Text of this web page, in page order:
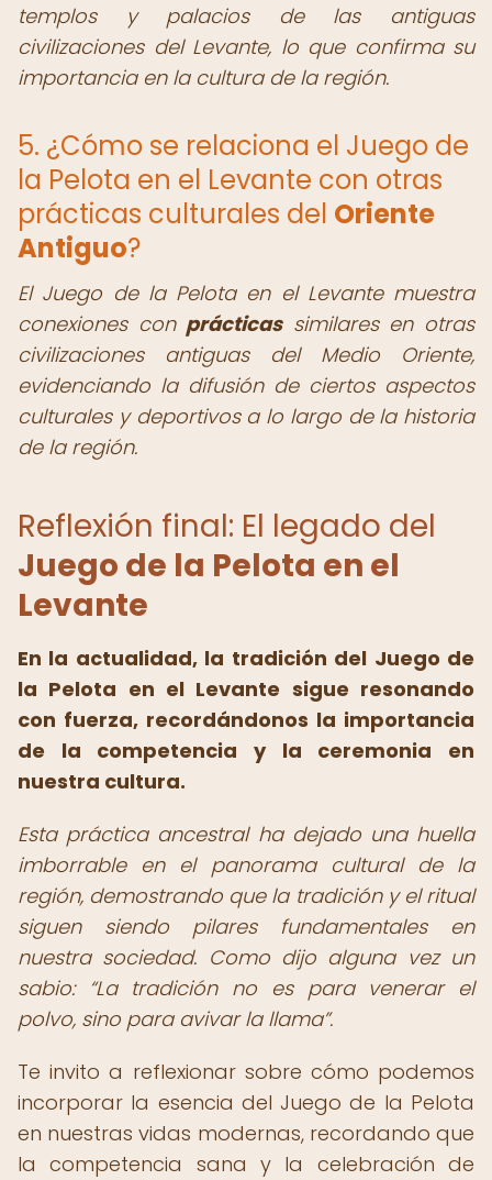
templos y palacios de las antiguas
civilizaciones del Levante, lo que confirma su
importancia en la cultura de la región.
5. ¿Cómo se relaciona el Juego de
la Pelota en el Levante con otras
prácticas culturales del Oriente
Antiguo?
El Juego de la Pelota en el Levante muestra
conexiones con prácticassimilares en otras
civilizaciones antiguas del Medio Oriente,
evidenciando la difusión de ciertos aspectos
culturales y deportivos a lo largo de la historia
de la región.
Reflexión final: El legado del
Juego de la Pelota en el
Levante
En la actualidad, la tradición del Juego de
la Pelota en el Levante sigue resonando
con fuerza, recordándonos la importancia
de la competencia y la ceremonia en
nuestra cultura.
Esta práctica ancestral ha dejado una huella
imborrable en el panorama cultural de la
región, demostrando que la tradición y el ritual
siguen siendo pilares fundamentales en
nuestra sociedad. Como dijo alguna vez un
sabio:
La tradición no es para venerar el
polvo, sino para avivar la llama .
Te invito a reflexionar sobre cómo podemos
incorporar la esencia del Juego de la Pelota
en nuestras vidas modernas, recordando que
la competencia sana y la celebración de